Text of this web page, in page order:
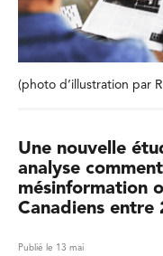
(photo d’illustration par
Une nouvelle
analyse
mésinformation
Canadiens entre
Publié le 13 mai